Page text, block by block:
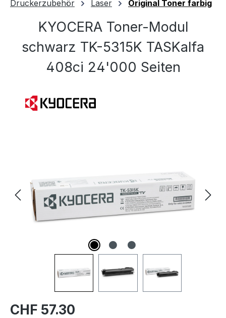
Druckerzubehör Laser Original Toner farbig
KYOCERA Toner-Modul
schwarz TK-5315K TASKalfa
408ci 24'000 Seiten
CHF 57.30